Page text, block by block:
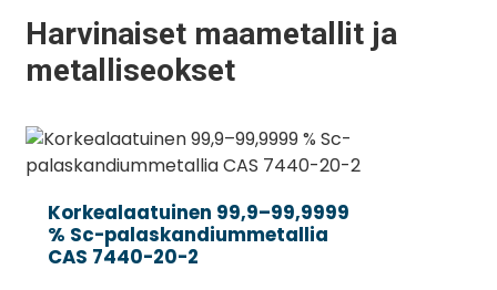
Harvinaiset maametallit ja
metalliseokset
Korkealaatuinen 99,9–99,9999
% Sc-palaskandiummetallia
CAS 7440-20-2